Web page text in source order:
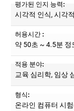
평가된 인지 능력:
시각적 인식, 시각
허용시간 :
약 50초 ~ 4.5분 정
적용 분야:
교육 심리학, 임상
형식:
온라인 컴퓨터 시